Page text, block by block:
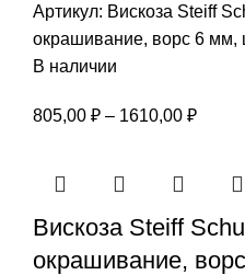
Артикул: Вискоза Steiff
окрашивание, ворс 6 мм,
В наличии
805,00 ₽ – 1610,00 ₽
Вискоза Steiff
окрашивание,